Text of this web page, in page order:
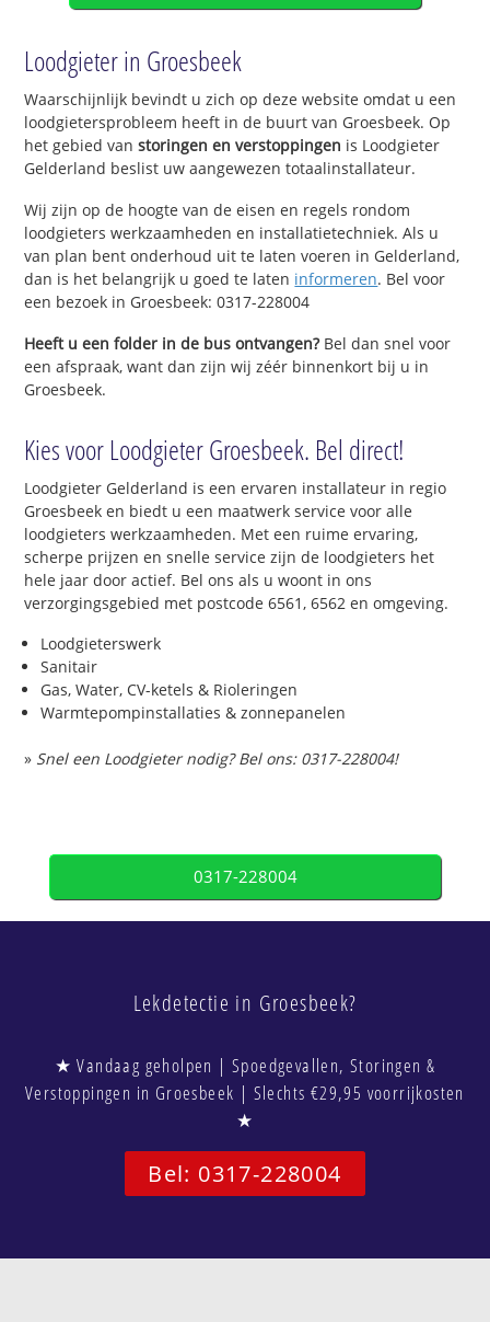
Loodgieter in Groesbeek
Waarschijnlijk bevindt u zich op deze website omdat u een
loodgietersprobleem heeft in de buurt van Groesbeek. Op
het gebied vanstoringen en verstoppingen is Loodgieter
Gelderland beslist uw aangewezen totaalinstallateur.
Wij zijn op de hoogte van de eisen en regels rondom
loodgieters werkzaamheden en installatietechniek. Als u
van plan bent onderhoud uit te laten voeren in Gelderland,
dan is het belangrijk u goed te laten informeren. Bel voor
een bezoek in Groesbeek: 0317-228004
Heeft u een folder in de bus ontvangen?Bel dan snel voor
een afspraak, want dan zijn wij zéér binnenkort bij u in
Groesbeek.
Kies voor Loodgieter Groesbeek. Bel direct!
Loodgieter Gelderland is een ervaren installateur in regio
Groesbeek en biedt u een maatwerk service voor alle
loodgieters werkzaamheden. Met een ruime ervaring,
scherpe prijzen en snelle service zijn de loodgieters het
hele jaar door actief. Bel ons als u woont in ons
verzorgingsgebied met postcode 6561, 6562 en omgeving.
Loodgieterswerk
Sanitair
Gas, Water, CV-ketels & Rioleringen
Warmtepompinstallaties & zonnepanelen
» Snel een Loodgieter nodig? Bel ons: 0317-228004!
0317-228004
Lekdetectie in Groesbeek?
★ Vandaag geholpen | Spoedgevallen, Storingen &
Verstoppingen in Groesbeek | Slechts €29,95 voorrijkosten
★
Bel: 0317-228004